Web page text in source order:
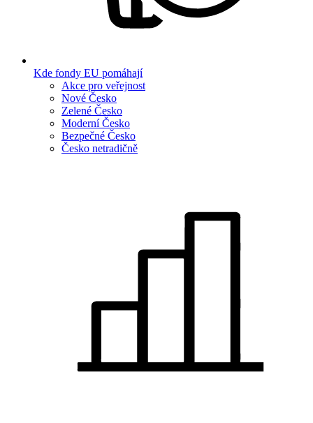
Kde fondy EU pomáhají
Akce pro veřejnost
Nové Česko
Zelené Česko
Moderní Česko
Bezpečné Česko
Česko netradičně